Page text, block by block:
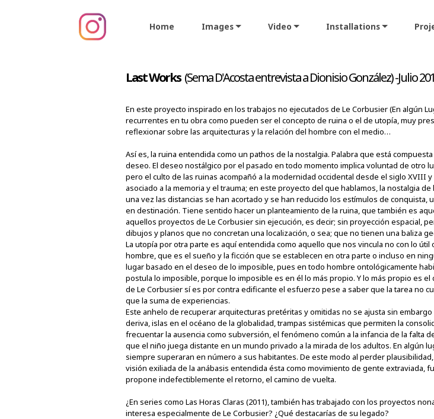
Home Images Video Installations
Last Works (Sema D'Acosta entrevista a Dionisio González) -Julio
En este proyecto inspirado en los trabajos no ejecutados de Le Corbusier (En algún
recurrentes en tu obra como pueden ser el concepto de ruina o el de utopía, muy
reflexionar sobre las arquitecturas y la relación del hombre con el medio…
Así es, la ruina entendida como un pathos de la nostalgia. Palabra que está
deseo. El deseo nostálgico por el pasado en todo momento implica voluntad de otro
pero el culto de las ruinas acompañó a la modernidad occidental desde el siglo XVIII
asociado a la memoria y el trauma; en este proyecto del que hablamos, la nostalgia
una vez las distancias se han acortado y se han reducido los estímulos de
en destinación. Tiene sentido hacer un planteamiento de la ruina, que también es
aquellos proyectos de Le Corbusier sin ejecución, es decir; sin proyección espacial,
dibujos y planos que no concretan una localización, o sea; que no tienen una baliza
La utopía por otra parte es aquí entendida como aquello que nos vincula no con lo
hombre, que es el sueño y la ficción que se establecen en otra parte o incluso en
lugar basado en el deseo de lo imposible, pues en todo hombre ontológicamente
postula lo imposible, porque lo imposible es en él lo más propio. Y lo más propio es
de Le Corbusier sí es por contra edificante el esfuerzo pese a saber que la tarea no
que la suma de experiencias.
Este anhelo de recuperar arquitecturas pretéritas y omitidas no se ajusta sin
deriva, islas en el océano de la globalidad, trampas sistémicas que permiten la
frecuentar la ausencia como subversión, el fenómeno común a la infancia de la falta
que el niño juega distante en un mundo privado a la mirada de los adultos. En algún
siempre superaran en número a sus habitantes. De este modo al perder
visión exiliada de la anábasis entendida ésta como movimiento de gente extraviada,
propone indefectiblemente el retorno, el camino de vuelta.
¿En series como Las Horas Claras (2011), también has trabajado con los proyectos
interesa especialmente de Le Corbusier? ¿Qué destacarías de su legado?